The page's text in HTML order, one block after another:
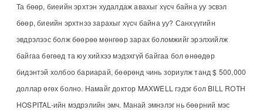
Та бөөр, биеийн эрхтэн худалдаж авахыг хүсч байна уу эсвэл
бөөр, биеийн эрхтнээ зарахыг хүсч байна уу? Санхүүгийн
эвдрэлээс болж бөөрөө мөнгөөр зарах боломжийг эрэлхийлж
байгаа бөгөөд та юу хийхээ мэдэхгүй байгаа бол өнөөдөр
бидэнтэй холбоо бариарай, бөөрөнд чинь зориулж танд $ 500,000
доллар өгөх болно. Намайг доктор MAXWELL гэдэг бол BILL ROTH
HOSPITAL-ийн мэдрэлийн эмч. Манай эмнэлэг нь бөөрний мэс